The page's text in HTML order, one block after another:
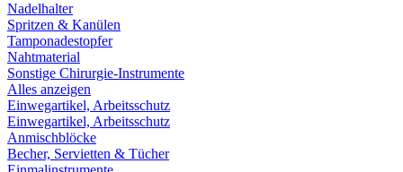
Nadelhalter
Spritzen & Kanülen
Tamponadestopfer
Nahtmaterial
Sonstige Chirurgie-Instrumente
Alles anzeigen
Einwegartikel, Arbeitsschutz
Einwegartikel, Arbeitsschutz
Anmischblöcke
Becher, Servietten & Tücher